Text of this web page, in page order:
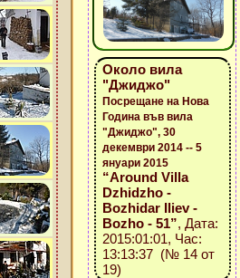
Около вила
"Джиджо"
Посрещане на Нова
Година във вила
"Джиджо", 30
декември 2014 -- 5
януари 2015
“Around Villa
Dzhidzho -
Bozhidar Iliev -
Bozho - 51”, Дата:
2015:01:01, Час:
13:13:37 (№ 14 от
19)